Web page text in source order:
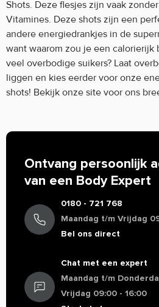
Shots. Deze flesjes zijn vaak
Vitamines. Deze shots zijn een
andere energiedrankjes in de
want waarom zou je een
veel overbodige suikers? Laat
liggen en kies eerder voor onze
shots! Bekijk onze site voor ons
Ontvang persoonlijk
van een Body Expert
0180 - 721 768
Maandag t/m Vrijdag
Bel ons direct
Chat met een expert
Maandag t/m
Vrijdag 09:00 - 16:00